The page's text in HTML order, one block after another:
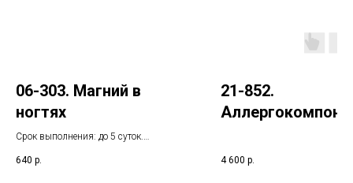
06-303. Магний в
ногтях
Срок выполнения: до 5 суток.
взятия биоматериала
640 р.
21-852.
IgG (ImmunoCAP)
4 600 р.